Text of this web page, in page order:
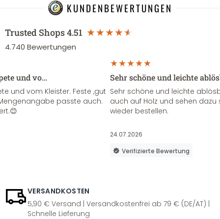
KUNDENBEWERTUNGEN
Trusted Shops4.51
4.740 Bewertungen
und vo…
und vom Kleister. Feste ,gut
passte auch.
Sehr schöne und leichte
Sehr schöne und leichte
auch auf Holz und sehen
wieder bestellen.
24.07.2026
Verifizierte Bewertung
VERSANDKOSTEN
5,90 € Versand | Versandkostenfrei ab 79 € (DE/AT) |
Schnelle Lieferung